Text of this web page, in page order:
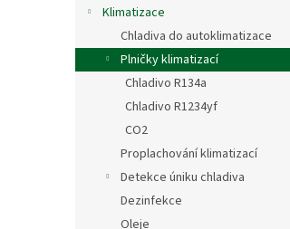
n
e
Klimatizace
Chladiva do autoklimatizace
Plničky klimatizací
Chladivo R134a
Chladivo R1234yf
CO2
Proplachování klimatizací
Detekce úniku chladiva
Dezinfekce
Oleje